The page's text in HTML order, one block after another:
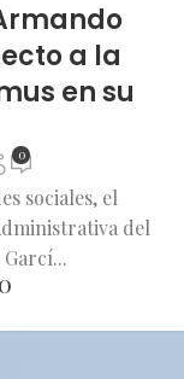
a la
en su
0
sociales, el
del